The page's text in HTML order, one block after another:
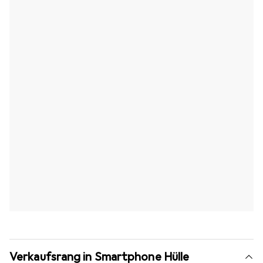
Verkaufsrang in Smartphone Hülle